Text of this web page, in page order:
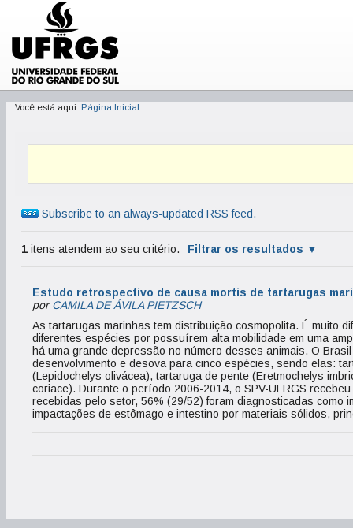
Você está aqui: Página Inicial
Subscribe to an always-updated RSS feed.
1itens atendem ao seu critério. Filtrar os resultados
Estudo retrospectivo de causa mortis de tartarugas
porCAMILA DE ÁVILA PIETZSCH
As tartarugas marinhas tem distribuição cosmopolita. É muito
diferentes espécies por possuírem alta mobilidade em uma
há uma grande depressão no número desses animais. O
desenvolvimento e desova para cinco espécies, sendo elas:
(Lepidochelys olivácea), tartaruga de pente (Eretmochelys
coriace). Durante o período 2006-2014, o SPV-UFRGS
recebidas pelo setor, 56% (29/52) foram diagnosticadas como
impactações de estômago e intestino por materiais sólidos,